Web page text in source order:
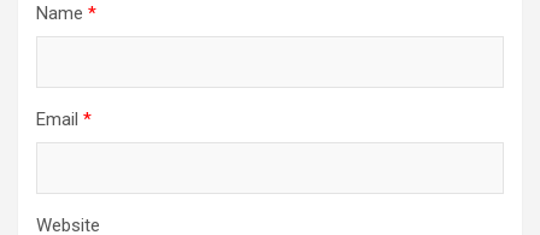
Name *
Email *
Website